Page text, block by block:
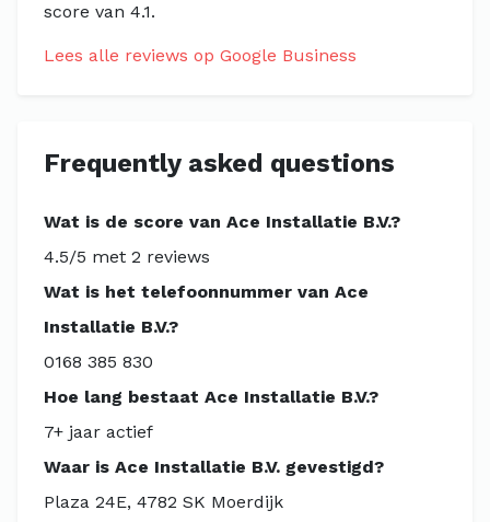
score van 4.1.
Lees alle reviews op Google Business
Frequently asked questions
Wat is de score van Ace Installatie B.V.?
4.5/5 met 2 reviews
Wat is het telefoonnummer van Ace
Installatie B.V.?
0168 385 830
Hoe lang bestaat Ace Installatie B.V.?
7+ jaar actief
Waar is Ace Installatie B.V. gevestigd?
Plaza 24E, 4782 SK Moerdijk